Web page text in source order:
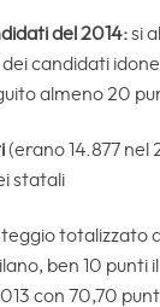
del 2014:si
candidati
almeno 20
(erano 14.877 nel
statali
totalizzato
ben 10 punti
con 70,70